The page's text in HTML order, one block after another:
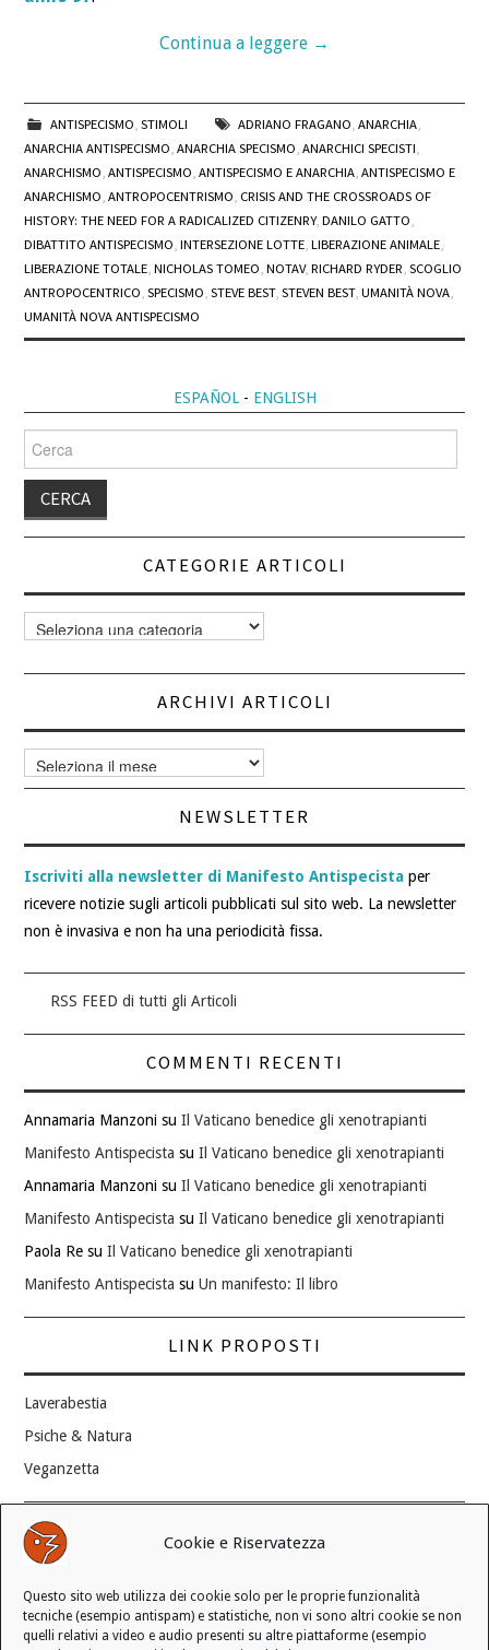
Cookie e Riservatezza
Questo sito web utilizza dei cookie solo per le proprie funzionalità
tecniche (esempio antispam) e statistiche, non vi sono altri cookie se non
quelli relativi a video e audio presenti su altre piattaforme (esempio
Continua a leggere →
ANTISPECISMO, STIMOLI ADRIANO FRAGANO, ANARCHIA,
ANARCHIA ANTISPECISMO,ANARCHIA SPECISMO,ANARCHICI SPECISTI,
ANARCHISMO,ANTISPECISMO,ANTISPECISMO E ANARCHIA,ANTISPECISMO E
ANARCHISMO,ANTROPOCENTRISMO, CRISIS AND THE CROSSROADS OF
HISTORY: THE NEED FOR A RADICALIZED CITIZENRY,DANILO GATTO,
DIBATTITO ANTISPECISMO,INTERSEZIONE LOTTE,LIBERAZIONE ANIMALE,
LIBERAZIONE TOTALE,NICHOLAS TOMEO,NOTAV,RICHARD RYDER,SCOGLIO
ANTROPOCENTRICO,SPECISMO,STEVE BEST,STEVEN BEST,UMANITÀ NOVA,
UMANITÀ NOVA ANTISPECISMO
ESPAÑOL- ENGLISH
Cerca
per:
CATEGORIE ARTICOLI
Categorie
articoli
ARCHIVI ARTICOLI
Archivi
articoli
NEWSLETTER
Iscriviti alla newsletter di Manifesto Antispecista per
ricevere notizie sugli articoli pubblicati sul sito web. La newsletter
non è invasiva e non ha una periodicità fissa.
RSS FEED di tutti gli Articoli
COMMENTI RECENTI
Annamaria Manzoni suIl Vaticano benedice gli xenotrapianti
Manifesto Antispecista suIl Vaticano benedice gli xenotrapianti
Annamaria Manzoni suIl Vaticano benedice gli xenotrapianti
Manifesto Antispecista suIl Vaticano benedice gli xenotrapianti
Paola Re suIl Vaticano benedice gli xenotrapianti
Manifesto Antispecista suUn manifesto: Il libro
LINK PROPOSTI
Laverabestia
Psiche & Natura
Veganzetta
Modifica consenso ai cookie
REVOCA IL TUO CONSENSO
Stato attuale: Negato